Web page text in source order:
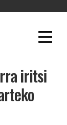
iritsi